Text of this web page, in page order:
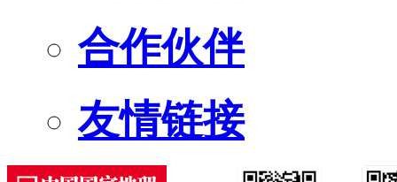
合作伙伴
友情链接